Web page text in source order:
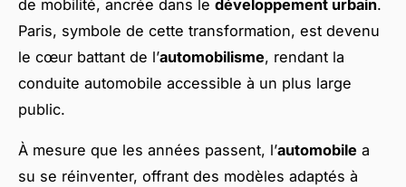
de mobilité, ancrée dans le développement urbain.
Paris, symbole de cette transformation, est devenu
le cœur battant de l’automobilisme, rendant la
conduite automobile accessible à un plus large
public.
À mesure que les années passent, l’automobile a
su se réinventer, offrant des modèles adaptés à